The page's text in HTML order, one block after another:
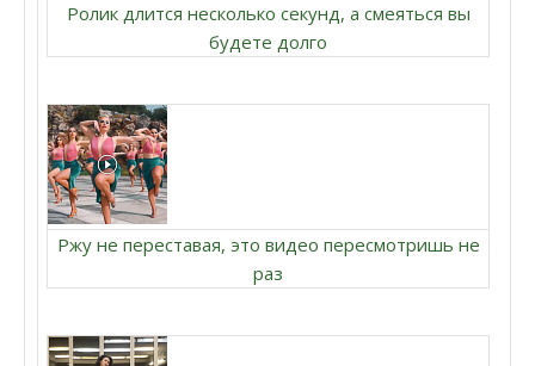
Ролик длится несколько секунд, а смеяться вы
будете долго
Ржу не переставая, это видео пересмотришь не
раз